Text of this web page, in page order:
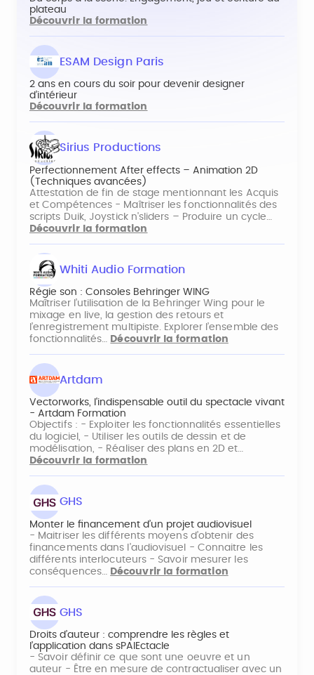
plateau
Découvrir la formation
ESAM Design Paris
2 ans en cours du soir pour devenir designer
d’intérieur
Découvrir la formation
Sirius Productions
Perfectionnement After effects – Animation 2D
(Techniques avancées)
Attestation de fin de stage mentionnant les Acquis
et Compétences - Maîtriser les fonctionnalités des
scripts Duik, Joystick n'sliders – Produire un cycle…
Découvrir la formation
Whiti Audio Formation
Régie son : Consoles Behringer WING
Maîtriser l’utilisation de la Behringer Wing pour le
mixage en live, la gestion des retours et
l’enregistrement multipiste. Explorer l’ensemble des
fonctionnalités… Découvrir la formation
Artdam
Vectorworks, l'indispensable outil du spectacle vivant
- Artdam Formation
Objectifs : - Exploiter les fonctionnalités essentielles
du logiciel, - Utiliser les outils de dessin et de
modélisation, - Réaliser des plans en 2D et…
Découvrir la formation
GHS
Monter le financement d’un projet audiovisuel
- Maitriser les différents moyens d’obtenir des
financements dans l’audiovisuel - Connaitre les
différents interlocuteurs - Savoir mesurer les
conséquences…
Découvrir la formation
GHS
Droits d’auteur : comprendre les règles et
l’application dans sPAIEctacle
- Savoir définir ce que sont une oeuvre et un
auteur - Être en mesure de contractualiser avec un